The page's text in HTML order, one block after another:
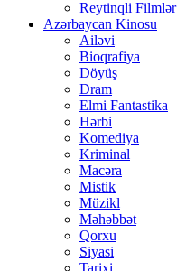
Reytinqli Filmlər
Azərbaycan Kinosu
Ailəvi
Bioqrafiya
Döyüş
Dram
Elmi Fantastika
Hərbi
Komediya
Kriminal
Macəra
Mistik
Müzikl
Məhəbbət
Qorxu
Siyasi
Tarixi